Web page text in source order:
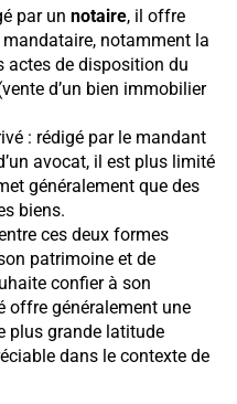
par un notaire, il offre
notamment la
actes de disposition du
d’un bien immobilier
: rédigé par le mandant
avocat, il est plus limité
généralement que des
biens.
ces deux formes
patrimoine et de
confier à son
offre généralement une
plus grande latitude
dans le contexte de